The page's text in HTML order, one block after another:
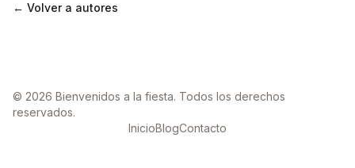
← Volver a autores
© 2026 Bienvenidos a la fiesta. Todos los derechos
reservados.
InicioBlogContacto